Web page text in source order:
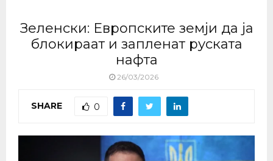
Зеленски: Европските земји да ја
блокираат и запленат руската
нафта
26/03/2026
SHARE 0